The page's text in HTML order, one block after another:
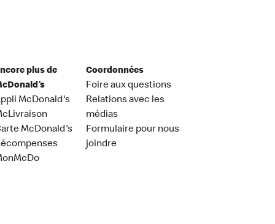
plus de
McDonald's
McDonald's
Coordonnées
Foire aux questions
Relations avec les
médias
Formulaire pour nous
joindre